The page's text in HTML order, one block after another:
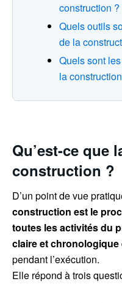
construction ?
Quels outils
de la
Quels sont
la
Qu’est-ce que
construction ?
D’un point de vue
construction est le
toutes les activités du
claire et chronologique
pendant l’exécution.
Elle répond à trois